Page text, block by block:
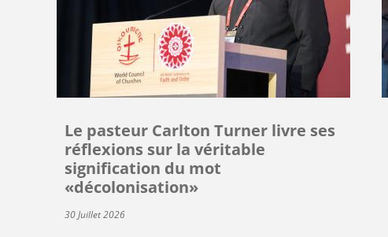
Le pasteur Carlton Turner livre ses
réflexions sur la véritable
signification du mot
«décolonisation»
30 Juillet 2026